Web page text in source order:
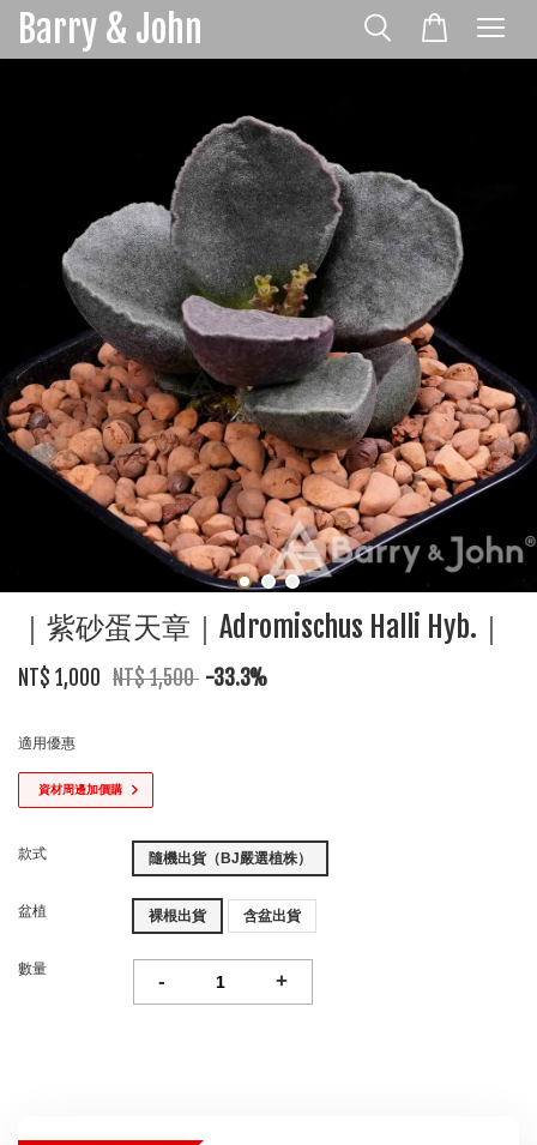
Barry & John
｜紫砂蛋天章｜Adromischus Halli Hyb.｜
NT$ 1,000 NT$ 1,500 -33.3%
適用優惠
資材周邊加價購
款式 隨機出貨（BJ嚴選植株）
盆植 裸根出貨 含盆出貨
數量
- +